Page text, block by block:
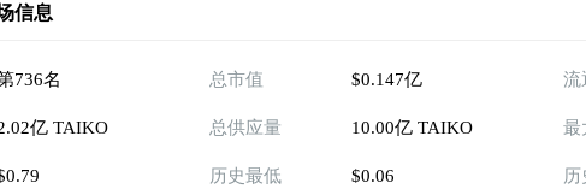
信息
736名 总市值 $0.147亿 流
亿 TAIKO 总供应量 10.00亿 TAIKO 最
历史最低 $0.06 历